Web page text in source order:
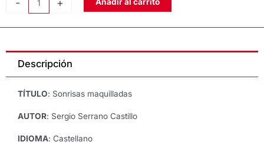
MAQUILLADAS,
Serrano
Castillo
cantidad
Descripción
TÍTULO: Sonrisas maquilladas
AUTOR: Sergio Serrano Castillo
IDIOMA: Castellano